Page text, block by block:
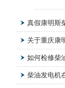
真假康明斯
关于重庆康
如何检修柴
柴油发电机